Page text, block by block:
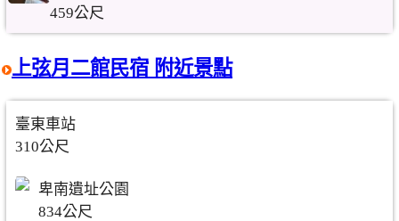
459公尺
上弦月二館民宿 附近景點
臺東車站
310公尺
卑南遺址公園
834公尺